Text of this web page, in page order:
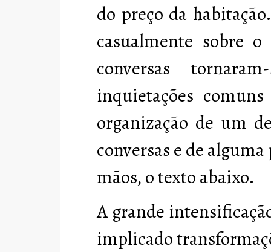
do preço da
casualmente sobre
conversas
inquietações
organização de um
conversas e de
mãos, o texto abaixo.
A grande
implicado